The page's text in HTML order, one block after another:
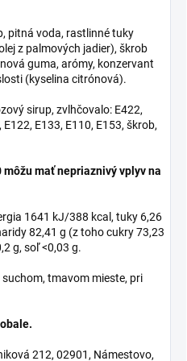
pitná voda, rastlinné tuky
z palmových jadier), škrob
guma, arómy, konzervant
(kyselina citrónová).
sirup, zvlhčovalo: E422,
E133, E110, E153, škrob,
môžu mať nepriaznivý vplyv na
1641 kJ/388 kcal, tuky 6,26
82,41 g (z toho cukry 73,23
g, soľ <0,03 g.
suchom, tmavom mieste, pri
212, 02901, Námestovo,